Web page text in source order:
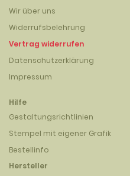
Wir über uns
Widerrufsbelehrung
Vertrag widerrufen
Datenschutzerklärung
Impressum
Hilfe
Gestaltungsrichtlinien
Stempel mit eigener Grafik
Bestellinfo
Hersteller